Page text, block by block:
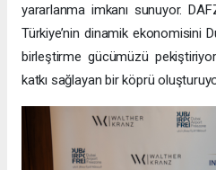
yararlanma imkanı sunuyor.
Türkiye’nin dinamik ekonomisini
birleştirme gücümüzü
katkı sağlayan bir köprü